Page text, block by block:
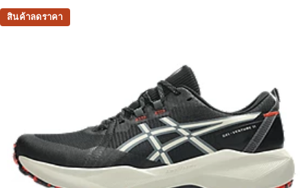
สินค้าลดราคา